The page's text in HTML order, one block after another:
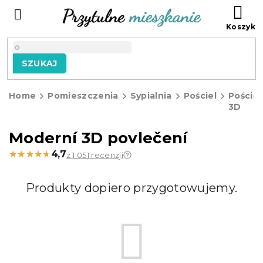
SZUKAJ
Home Pomieszczenia Sypialnia Pościel
Pościel
3D
Moderní 3D povlečení
★★★★★
★★★★★ 4,7z 1 051 recenzji
Produkty dopiero przygotowujemy.